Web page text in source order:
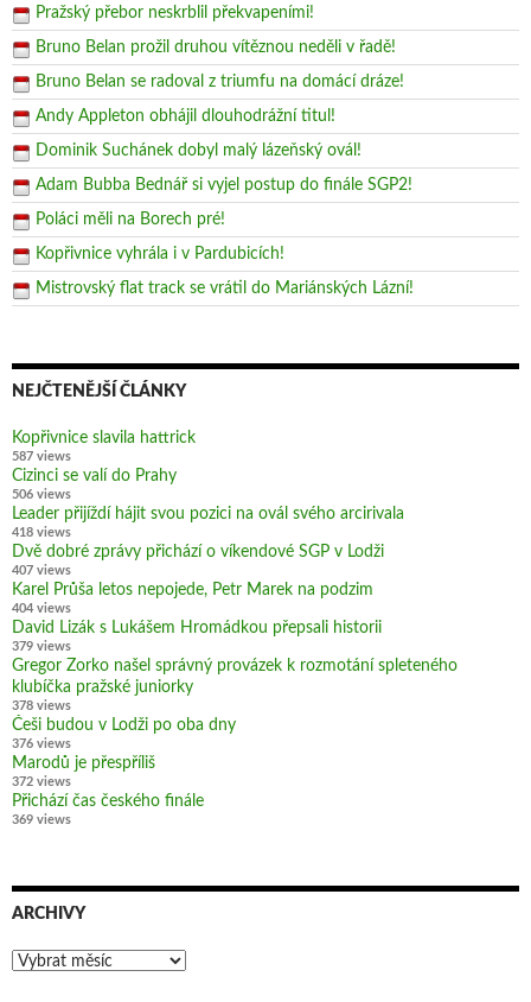
Pražský přebor neskrblil překvapeními!
Bruno Belan prožil druhou vítěznou neděli v řadě!
Bruno Belan se radoval z triumfu na domácí dráze!
Andy Appleton obhájil dlouhodrážní titul!
Dominik Suchánek dobyl malý lázeňský ovál!
Adam Bubba Bednář si vyjel postup do finále SGP2!
Poláci měli na Borech pré!
Kopřivnice vyhrála i v Pardubicích!
Mistrovský flat track se vrátil do Mariánských Lázní!
NEJČTENĚJŠÍ ČLÁNKY
Kopřivnice slavila hattrick
587 views
Cizinci se valí do Prahy
506 views
Leader přijíždí hájit svou pozici na ovál svého arcirivala
418 views
Dvě dobré zprávy přichází o víkendové SGP v Lodži
407 views
Karel Průša letos nepojede, Petr Marek na podzim
404 views
David Lizák s Lukášem Hromádkou přepsali historii
379 views
Gregor Zorko našel správný provázek k rozmotání spleteného
klubíčka pražské juniorky
378 views
Češi budou v Lodži po oba dny
376 views
Marodů je přespříliš
372 views
Přichází čas českého finále
369 views
ARCHIVY
Archivy